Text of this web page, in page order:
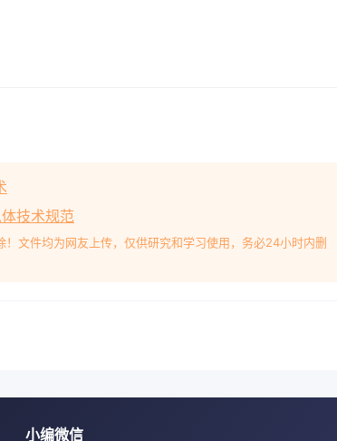
技术规范
文件均为网友上传，仅供研究和学习使用，务必24小时内删
小编微信